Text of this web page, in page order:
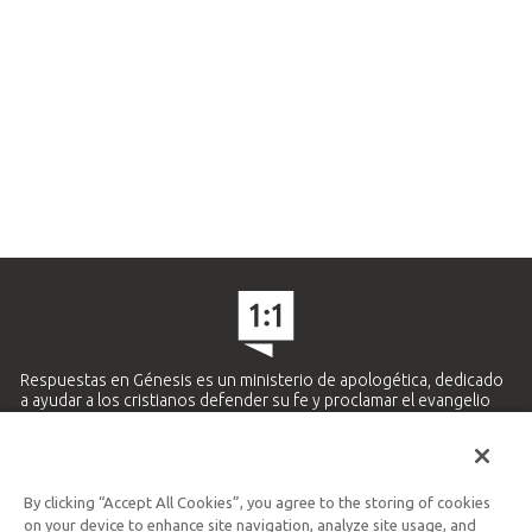
Respuestas en Génesis es un ministerio de apologética, dedicado
a ayudar a los cristianos defender su fe y proclamar el evangelio
Ministerio Hispano y Latinoamericano
By clicking “Accept All Cookies”, you agree to the storing of cookies
on your device to enhance site navigation, analyze site usage, and